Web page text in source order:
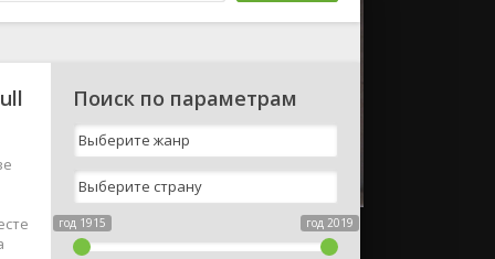
Поиск по параметрам
год 1915 год 2019